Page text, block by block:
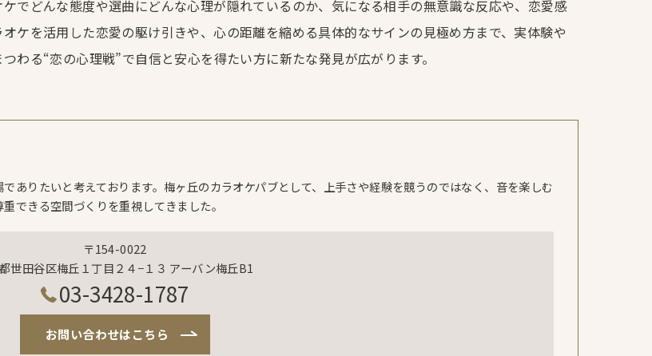
でどんな態度や選曲にどんな心理が隠れているのか、気になる相手の無意識な反応や、恋愛感
ケを活用した恋愛の駆け引きや、心の距離を縮める具体的なサインの見極め方まで、実体験や
わる“恋の心理戦”で自信と安心を得たい方に新たな発見が広がります。
ありたいと考えております。梅ヶ丘のカラオケパブとして、上手さや経験を競うのではなく、音を楽しむ
できる空間づくりを重視してきました。
〒154-0022
世田谷区梅丘１丁目２４−１３ アーバン梅丘B1
03-3428-1787
お問い合わせはこちら